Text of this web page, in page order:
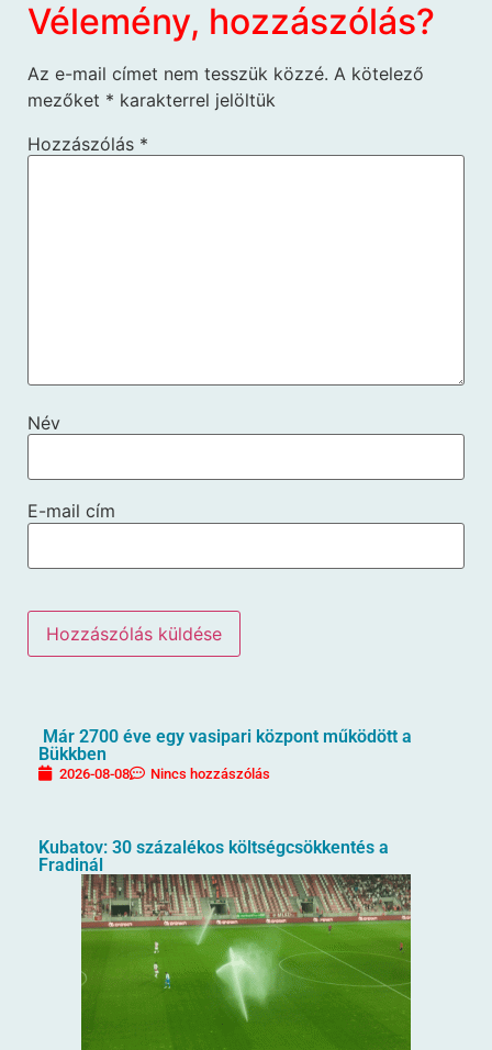
Vélemény, hozzászólás?
Az e-mail címet nem tesszük közzé. A kötelező
mezőket * karakterrel jelöltük
Hozzászólás *
Név
E-mail cím
Már 2700 éve egy vasipari központ működött a
Bükkben
2026-08-08 Nincs hozzászólás
Kubatov: 30 százalékos költségcsökkentés a
Fradinál